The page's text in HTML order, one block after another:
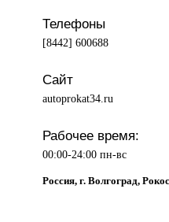
Телефоны
[8442] 600688
Сайт
autoprokat34.ru
Рабочее время:
00:00-24:00 пн-вс
Россия, г. Волгоград,